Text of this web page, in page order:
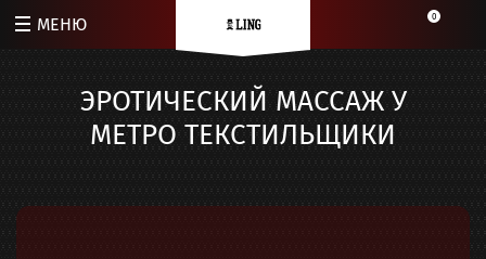
МЕНЮ 0
ЭРОТИЧЕСКИЙ МАССАЖ У
МЕТРО ТЕКСТИЛЬЩИКИ